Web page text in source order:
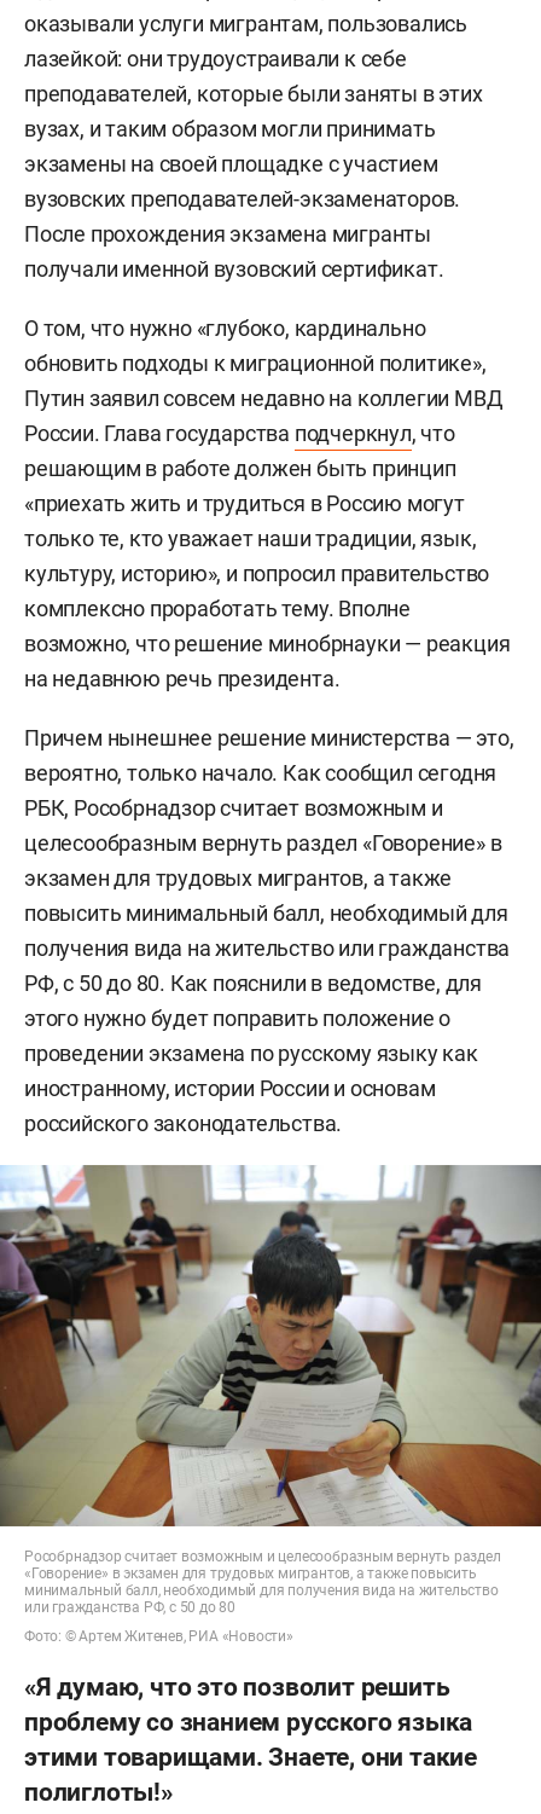
оказывали услуги мигрантам, пользовались
лазейкой: они трудоустраивали к себе
преподавателей, которые были заняты в этих
вузах, и таким образом могли принимать
экзамены на своей площадке с участием
вузовских преподавателей-экзаменаторов.
После прохождения экзамена мигранты
получали именной вузовский сертификат.
О том, что нужно «глубоко, кардинально
обновить подходы к миграционной политике»,
Путин заявил совсем недавно на коллегии МВД
России. Глава государства подчеркнул, что
решающим в работе должен быть принцип
«приехать жить и трудиться в Россию могут
только те, кто уважает наши традиции, язык,
культуру, историю», и попросил правительство
комплексно проработать тему. Вполне
возможно, что решение минобрнауки — реакция
на недавнюю речь президента.
Причем нынешнее решение министерства — это,
вероятно, только начало. Как сообщил сегодня
РБК, Рособрнадзор считает возможным и
целесообразным вернуть раздел «Говорение» в
экзамен для трудовых мигрантов, а также
повысить минимальный балл, необходимый для
получения вида на жительство или гражданства
РФ, с 50 до 80. Как пояснили в ведомстве, для
этого нужно будет поправить положение о
проведении экзамена по русскому языку как
иностранному, истории России и основам
российского законодательства.
Рособрнадзор считает возможным и целесообразным вернуть раздел
«Говорение» в экзамен для трудовых мигрантов, а также повысить
минимальный балл, необходимый для получения вида на жительство
или гражданства РФ, с 50 до 80
Фото: © Артем Житенев, РИА «Новости»
«Я думаю, что это позволит решить
проблему со знанием русского языка
этими товарищами. Знаете, они такие
полиглоты!»